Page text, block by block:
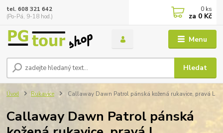
Menu
Hledat
tel. 608 321 642
(Po-Pá, 9-18 hod.)
0 ks
za 0 Kč
Úvod Rukavice Callaway Dawn Patrol pánská kožená rukavice, pravá L
Callaway Dawn Patrol pánská